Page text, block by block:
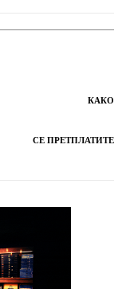
КАКО
СЕ ПРЕТПЛАТИТЕ